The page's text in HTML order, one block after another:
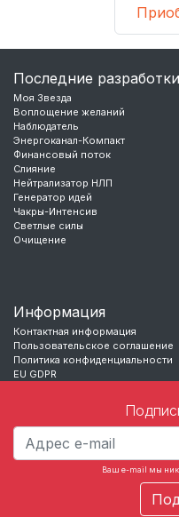
Последние разработки
Моя Звезда
Воплощение желаний
Наблюдатель
Энергоканал-Компакт
Финансовый поток
Слияние
Нейтрализатор НЛП
Генератор идей
Чакры-Интенсив
Светлые силы
Очищение
Информация
Контактная информация
Пользовательское соглашение
Политика конфиденциальности
EU GDPR
Ваш e-mail мы